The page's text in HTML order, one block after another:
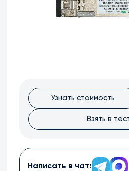
Узнать стоимость
Взять в
Написать в чат: